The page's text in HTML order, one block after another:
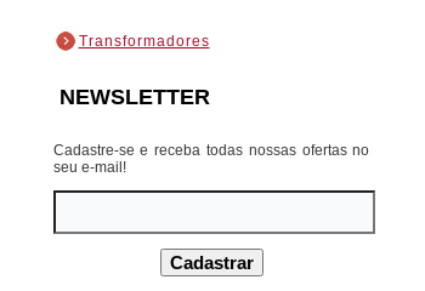
Transformadores
NEWSLETTER
Cadastre-se e receba todas nossas ofertas no
seu e-mail!